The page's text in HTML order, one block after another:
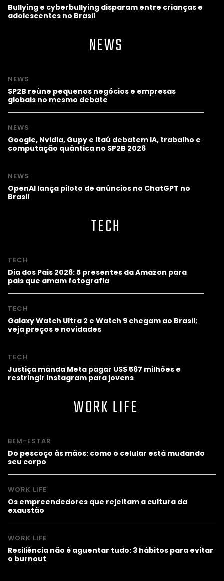
Bullying e cyberbullying disparam entre crianças e
adolescentes no Brasil
NEWS
NEWS
SP2B reúne pequenos negócios e empresas
globais no mesmo debate
NEWS
Google, Nvidia, Gupy e Itaú debatem IA, trabalho e
computação quântica no SP2B 2026
NEWS
OpenAI lança piloto de anúncios no ChatGPT no
Brasil
TECH
TECH
Dia dos Pais 2026: 5 presentes da Amazon para
pais que amam fotografia
TECH
Galaxy Watch Ultra 2 e Watch 9 chegam ao Brasil;
veja preços e novidades
TECH
Justiça manda Meta pagar US$ 567 milhões e
restringir Instagram para jovens
WORK LIFE
BEM-ESTAR
Do pescoço às mãos: como o celular está mudando
seu corpo
WORK LIFE
Os empreendedores que rejeitam a cultura da
exaustão
WORK LIFE
Resiliência não é aguentar tudo: 3 hábitos para evitar
o burnout